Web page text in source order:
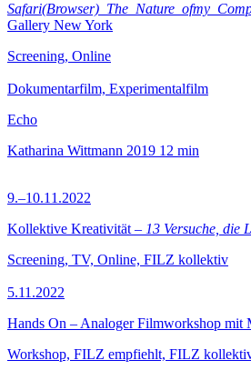
Gallery New York
Screening, Online
Dokumentarfilm, Experimentalfilm
Echo
Katharina Wittmann 2019 12 min
9.–10.11.2022
Kollektive Kreativität – 13 Versuche, die
Screening, TV, Online, FILZ kollektiv
5.11.2022
Hands On – Analoger Filmworkshop mit
Workshop, FILZ empfiehlt, FILZ